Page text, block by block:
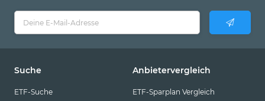
Suche
ETF-Suche
Anbietervergleich
ETF-Sparplan Vergleich